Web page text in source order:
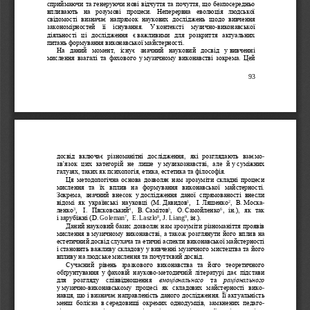
93
сприймаючи та генеруючи нові відчуття та почуття, що безпосередньо
впливають  на  розумові  процеси.  Неперервна  еволюція  людської
свідомості  визначає  напрямок  наукових  досліджень  щодо  вивчення
закономірностей  її  існування.  У контексті  музично-виконавської
діяльності  ці  дослідження  є важливими  для  розкриття  актуальних
питань формування виконавської майстерності.
На  даний  момент,  існує  значний  науковий  досвід  у вивченні
мислення  взагалі  та  фахового  у музичному  виконавстві  зокрема.  Цей
досвід  включає  різноманітні  дослідження,  які  розглядають  взаємо-
зв’язок  цих  категорій  не  лише  у музикознавстві,  але  й у суміжних
галузях, таких як психологія, етика, естетика та філософія.
Ця методологічна  основа  дозволяє  нам  зрозуміти  складні  процеси
мислення  та  їх  вплив  на  формування  виконавської  майстерності.
Зокрема,  значний  внесок  у дослідження  даної  спрямованості  внесли
відомі  як  українські  науковці  (М. Давидов1, І. Ляшенко2,  В. Моска-
ленко3, І.  Пясковський4 ,  В. Самітов5,  О. Самойленко6
,  ін.),  як  так
і зарубіжні (D. Goleman7, E. Laszlo8, J. Liang9, ін.).
Даний науковий базис дозволяє нам зрозуміти різноманіття проявів
мислення в музичному виконавстві, а також розглянути його вплив на
естетичний досвід слухача та етичні аспекти виконавської майстерності
і становить важливу складову у вивченні музичного мистецтва та його
впливу на людське мислення та почуттєвий досвід.
Сучасний  рівень  зразкового  виконавства  та  його  теоретичного
обґрунтування  у фаховій  науково-методичній  літературі  дає  підстави
для  розгляду  співвідношення
емоціонального та
раціонального
у музично-виконавському  процесі  як  складових  майстерності  вико-
навця, що і визначає направленість даного дослідження. Її актуальність
менш  болісна  в середовищі  окремих  однодумців,  замкнених  педаго-